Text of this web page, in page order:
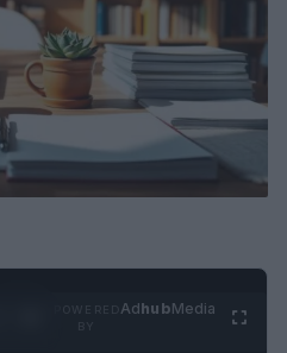
AdhubMedia